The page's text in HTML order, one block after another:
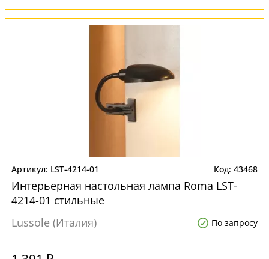
LST-4214-01 43468
Интерьерная настольная лампа Roma LST-
4214-01 стильные
Lussole (Италия)
По запросу